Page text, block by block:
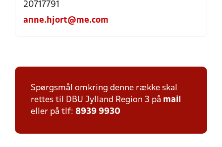
20717791
anne.hjort@me.com
Spørgsmål omkring denne række skal
rettes til DBU Jylland Region 3 på mail
eller på tlf: 8939 9930